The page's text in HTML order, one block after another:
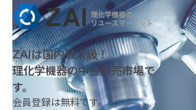
ZAIは国内最大級！
理化学機器の中古販売市場で
す。
会員登録は無料です。